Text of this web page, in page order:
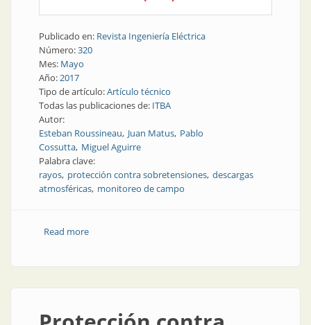
Publicado en: Revista Ingeniería Eléctrica
Número:320
Mes: Mayo
Año:2017
Tipo de artículo:Artículo técnico
Todas las publicaciones de: ITBA
Autor:
Esteban Roussineau Juan Matus Pablo
Cossutta Miguel Aguirre
Palabra clave:
rayos protección contra sobretensiones descargas
atmosféricas monitoreo de campo
Read moreabout Protección contra sobretensiones | Protección